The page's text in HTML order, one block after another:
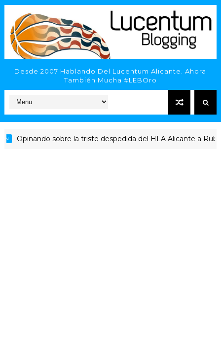
Desde 2007 Hablando Del Lucentum Alicante. Ahora
También Mucha #LEBOro
sobre la triste despedida del HLA Alicante a Rubén